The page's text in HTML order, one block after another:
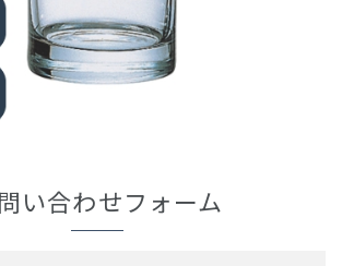
い合わせフォーム